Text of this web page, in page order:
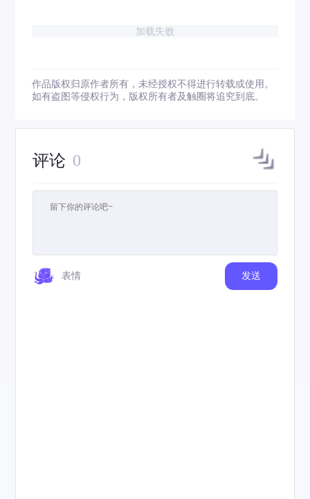
加载失败
作品版权归原作者所有，未经授权不得进行转载或使用。
如有盗图等侵权行为，版权所有者及触圈将追究到底。
评论 0
表情 发送